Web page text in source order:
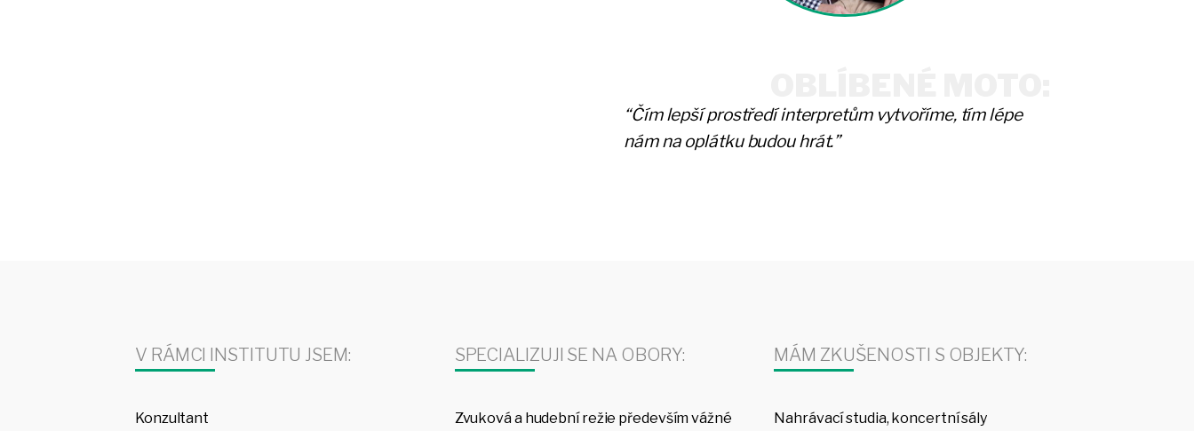
“Čím lepší prostředí interpretům vytvoříme, tím lépe
nám na oplátku budou hrát.”
V RÁMCI INSTITUTU JSEM:
Konzultant
SPECIALIZUJI SE NA OBORY:
Zvuková a hudební režie především vážné
MÁM ZKUŠENOSTI S OBJEKTY:
Nahrávací studia, koncertní sály